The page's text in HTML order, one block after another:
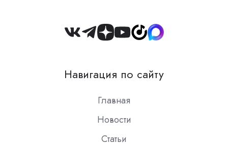
Join
Slack
Навигация по сайту
Главная
Новости
Статьи